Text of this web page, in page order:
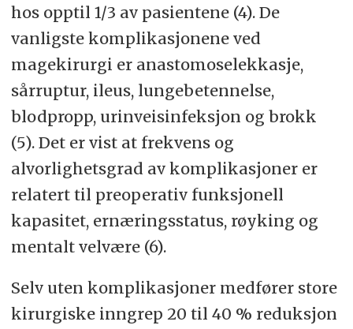
hos opptil 1/3 av pasientene (4). De
vanligste komplikasjonene ved
magekirurgi er anastomoselekkasje,
sårruptur, ileus, lungebetennelse,
blodpropp, urinveisinfeksjon og brokk
(5). Det er vist at frekvens og
alvorlighetsgrad av komplikasjoner er
relatert til preoperativ funksjonell
kapasitet, ernæringsstatus, røyking og
mentalt velvære (6).
Selv uten komplikasjoner medfører store
kirurgiske inngrep 20 til 40 % reduksjon